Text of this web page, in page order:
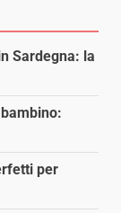
Sardegna: la
per